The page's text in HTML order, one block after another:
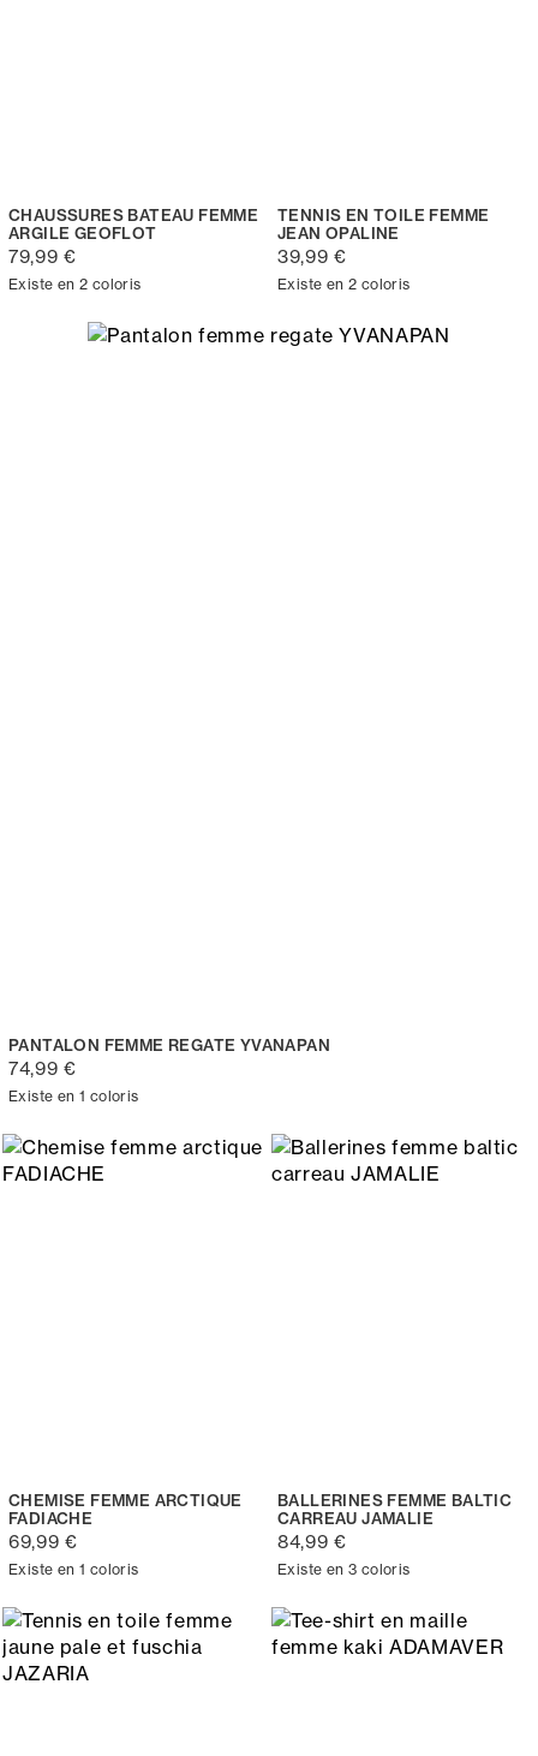
CHAUSSURES BATEAU FEMME
ARGILE GEOFLOT
79,99 €
Existe en 2 coloris
TENNIS EN TOILE FEMME
JEAN OPALINE
39,99 €
Existe en 2 coloris
PANTALON FEMME REGATE YVANAPAN
74,99 €
Existe en 1 coloris
CHEMISE FEMME ARCTIQUE
FADIACHE
69,99 €
Existe en 1 coloris
BALLERINES FEMME BALTIC
CARREAU JAMALIE
84,99 €
Existe en 3 coloris